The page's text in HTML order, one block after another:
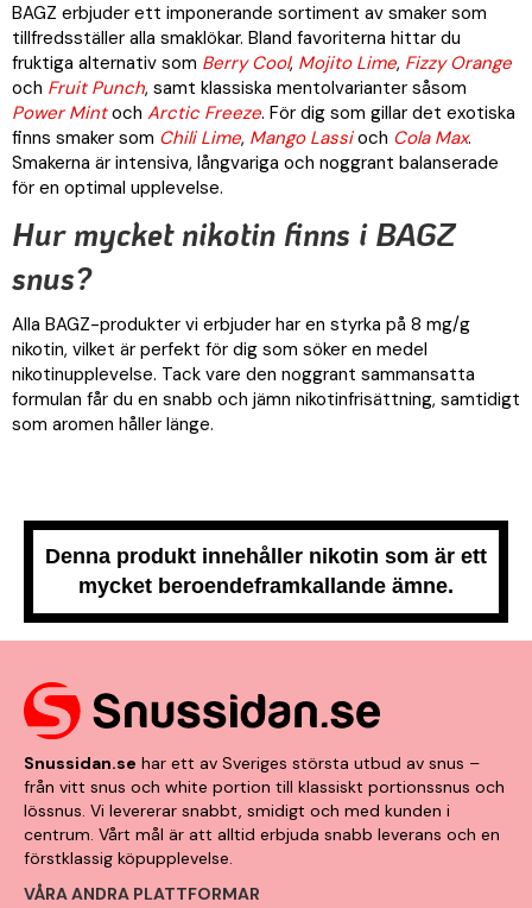
BAGZ erbjuder ett imponerande sortiment av smaker som
tillfredsställer alla smaklökar. Bland favoriterna hittar du
fruktiga alternativ som Berry Cool, Mojito Lime, Fizzy Orange
och Fruit Punch, samt klassiska mentolvarianter såsom
Power Mintoch Arctic Freeze. För dig som gillar det exotiska
finns smaker som Chili Lime, Mango Lassioch Cola Max.
Smakerna är intensiva, långvariga och noggrant balanserade
för en optimal upplevelse.
Hur mycket nikotin finns i BAGZ
snus?
Alla BAGZ-produkter vi erbjuder har en styrka på 8 mg/g
nikotin, vilket är perfekt för dig som söker en medel
nikotinupplevelse. Tack vare den noggrant sammansatta
formulan får du en snabb och jämn nikotinfrisättning, samtidigt
som aromen håller länge.
Denna produkt innehåller nikotin som är ett
mycket beroendeframkallande ämne.
Snussidan.se har ett av Sveriges största utbud av snus –
från vitt snus och white portion till klassiskt portionssnus och
lössnus. Vi levererar snabbt, smidigt och med kunden i
centrum. Vårt mål är att alltid erbjuda snabb leverans och en
förstklassig köpupplevelse.
VÅRA ANDRA PLATTFORMAR